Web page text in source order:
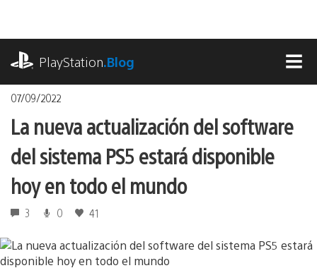
contenido
PlayStation.Blog
07/09/2022
La nueva actualización del software
del sistema PS5 estará disponible
hoy en todo el mundo
3 0 41